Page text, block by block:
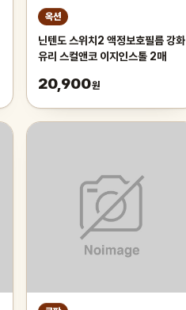
옥션
닌텐도 스위치2 액정보호필름 강화
유리 스컬앤코 이지인스톨 2매
20,900원